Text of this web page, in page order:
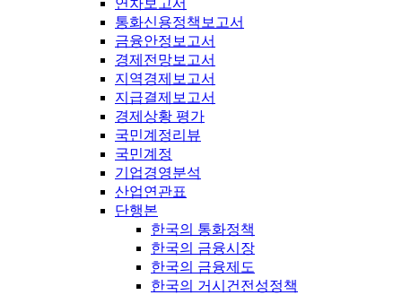
연차보고서
통화신용정책보고서
금융안정보고서
경제전망보고서
지역경제보고서
지급결제보고서
경제상황 평가
국민계정리뷰
국민계정
기업경영분석
산업연관표
단행본
한국의 통화정책
한국의 금융시장
한국의 금융제도
한국의 거시건전성정책